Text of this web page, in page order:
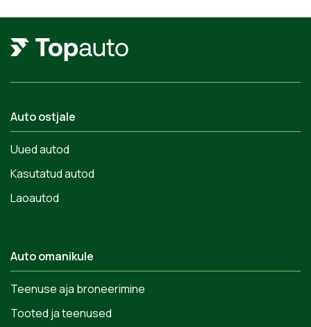
Auto ostjale
Uued autod
Kasutatud autod
Laoautod
Auto omanikule
Teenuse aja broneerimine
Tooted ja teenused